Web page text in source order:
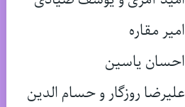
مقاره
یاسین
روزگار و حسام الدین